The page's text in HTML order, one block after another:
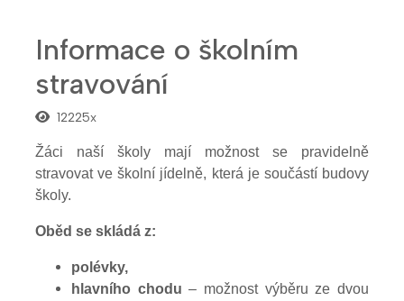
Informace o školním
stravování
12225x
Žáci naší školy mají možnost se pravidelně
stravovat ve školní jídelně, která je součástí budovy
školy.
Oběd se skládá z:
polévky,
hlavního chodu – možnost výběru ze dvou